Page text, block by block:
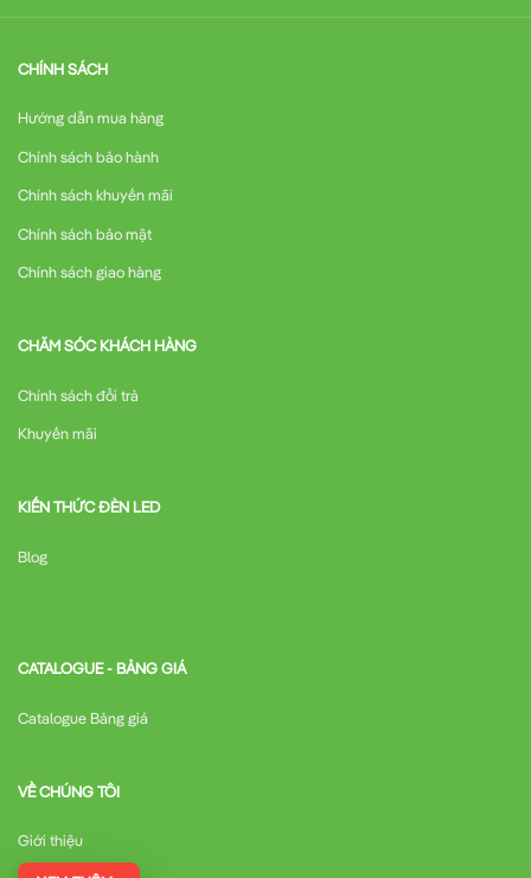
CHÍNH SÁCH
Hướng dẫn mua hàng
Chính sách bảo hành
Chính sách khuyến mãi
Chính sách bảo mật
Chính sách giao hàng
CHĂM SÓC KHÁCH HÀNG
Chính sách đổi trả
Khuyến mãi
KIẾN THỨC ĐÈN LED
Blog
CATALOGUE - BẢNG GIÁ
Catalogue Bảng giá
VỀ CHÚNG TÔI
Giới thiệu